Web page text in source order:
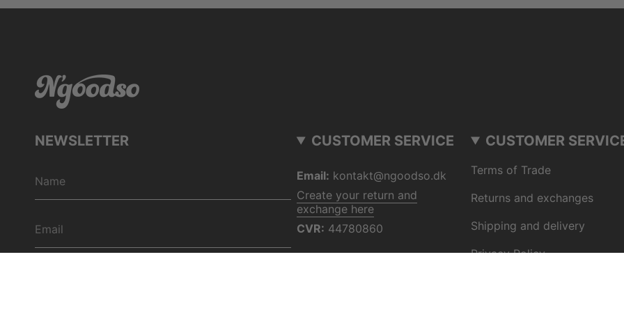
NEWSLETTER CUSTOMER SERVICE
Email: kontakt@ngoodso.dk
Create your return and
exchange here
CVR: 44780860
CUSTOMER
Terms of Trade
Returns and exchanges
Shipping and delivery
Privacy Policy